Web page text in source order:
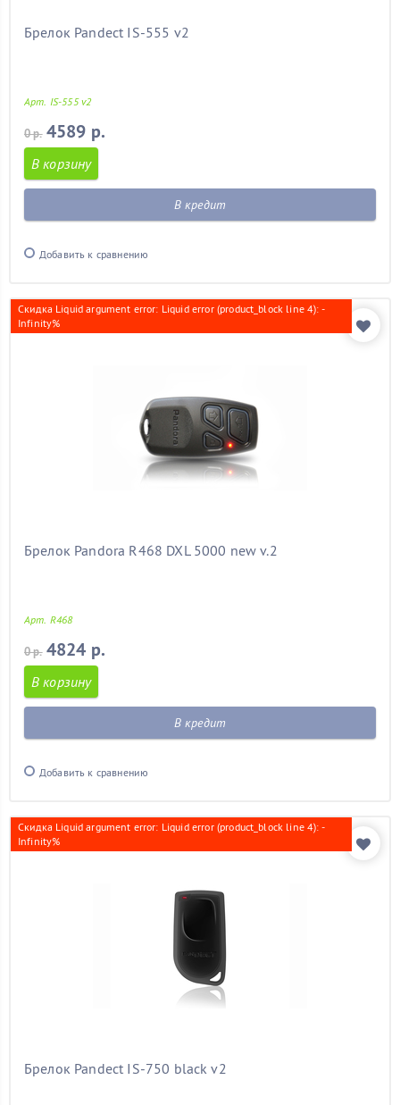
Брелок Pandect IS-555 v2
Арт. IS-555 v2
0 р. 4589 р.
В корзину
В кредит
Добавить к сравнению
Скидка Liquid argument error: Liquid error (product_block line 4): -
Infinity%
Брелок Pandora R468 DXL 5000 new v.2
Арт. R468
0 р. 4824 р.
В корзину
В кредит
Добавить к сравнению
Скидка Liquid argument error: Liquid error (product_block line 4): -
Infinity%
Брелок Pandect IS-750 black v2